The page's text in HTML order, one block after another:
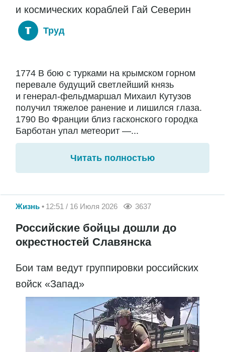
и космических кораблей Гай Северин
Труд
1774 В бою с турками на крымском горном
перевале будущий светлейший князь
и генерал-фельдмаршал Михаил Кутузов
получил тяжелое ранение и лишился глаза.
1790 Во Франции близ гасконского городка
Барботан упал метеорит —...
Читать полностью
Жизнь 12:51 / 16 Июля 2026 3637
Российские бойцы дошли до
окрестностей Славянска
Бои там ведут группировки российских
войск «Запад»